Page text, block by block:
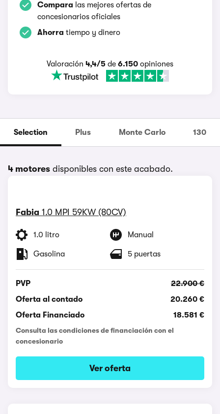
Compara las mejores ofertas de
concesionarios oficiales
Ahorra tiempo y dinero
Valoración 4,4/5 de 6.150 opiniones
Selection Plus Monte Carlo 130
4 motores disponibles con este acabado.
Fabia 1.0 MPI 59KW (80CV)
1.0 litro Manual
Gasolina 5 puertas
PVP
22.900 €
Oferta al contado
20.260 €
Oferta Financiado
18.581 €
Consulta las condiciones de financiación con el
concesionario
Ver oferta